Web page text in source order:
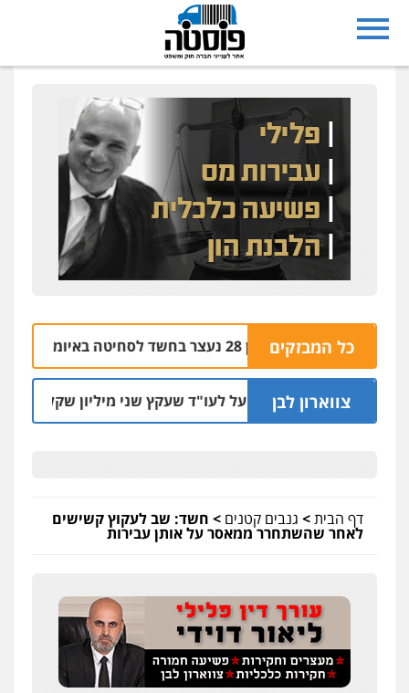
כל המבזקים
נצרת: בן 28 נעצר בחשד לסחיטה באיומים מטלפון שאינו שלו
צווארון לבן
מאסר בפועל לעו"ד שעקץ שני מיליון שקל על דירה
דף הבית> גנבים קטנים > חשד: שב לעקוץ קשישים
לאחר שהשתחרר ממאסר על אותן עבירות
עדי כרמלי – חברת עו"ד
פלילי כלכלי עורכי דין לענייני אסירים
0525060666
עו"ד איהאב ג'לג'ולי
0505216700
אייל בן שושן, עורך דין פלילי
פלילי מעצרים וחקירות פשיעה חמורה
נוער רישום פלילי